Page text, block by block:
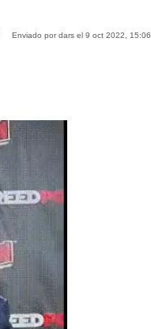
Enviado por dars el 9 oct 2022, 15:06